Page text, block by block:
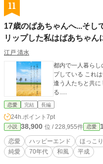
11
17歳のばあちゃんへ...そし
リップした私はばあちゃん
江戸 清水
都内で一人暮らし
プしている これ
逢う人たちと共
る.....
恋愛 完結 長編
24h.ポイント 7pt
小説 38,900 位 / 228,955件 恋愛
恋愛 ハッピーエンド ほっこり
純愛
70年代 和風 平成